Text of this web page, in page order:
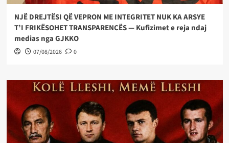
NJË DREJTËSI QË VEPRON ME INTEGRITET NUK KA ARSYE
T’I FRIKËSOHET TRANSPARENCËS — Kufizimet e reja ndaj
medias nga GJKKO
07/08/2026 0